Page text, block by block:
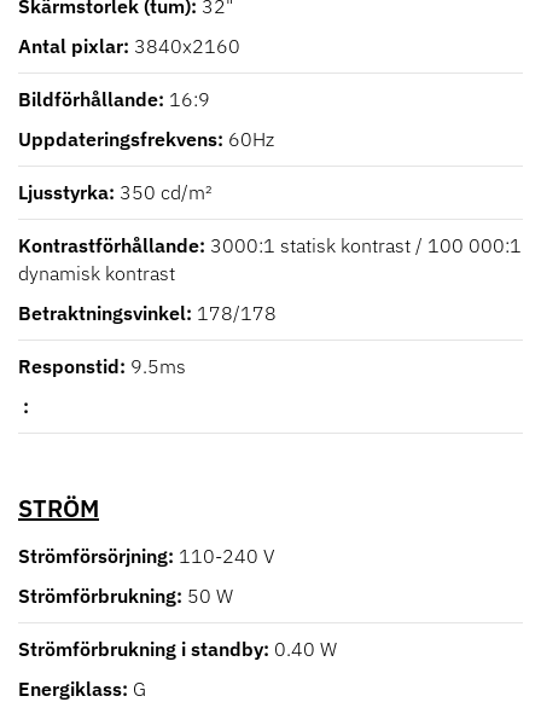
Skärmstorlek (tum) 32"
Antal pixlar 3840x2160
Bildförhållande 16:9
Uppdateringsfrekvens 60Hz
Ljusstyrka 350 cd/m²
Kontrastförhållande 3000:1 statisk kontrast / 100 000:1
dynamisk kontrast
Betraktningsvinkel 178/178
Responstid 9.5ms
STRÖM
Strömförsörjning 110-240 V
Strömförbrukning 50 W
Strömförbrukning i standby 0.40 W
Energiklass G